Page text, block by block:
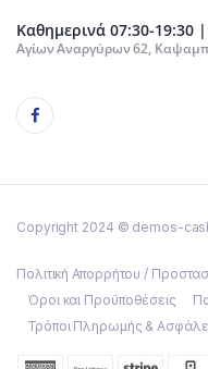
Καθημερινά 07:30-19:30
Αγίων Αναργύρων 62,
Copyright 2024 © demos-
Πολιτική Απορρήτου /
Όροι και Προϋποθέσεις
Τρόποι Πληρωμής &